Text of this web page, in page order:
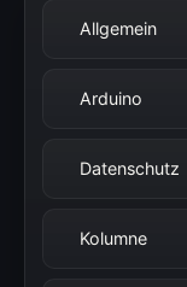
Allgemein
Arduino
Datenschutz
Kolumne